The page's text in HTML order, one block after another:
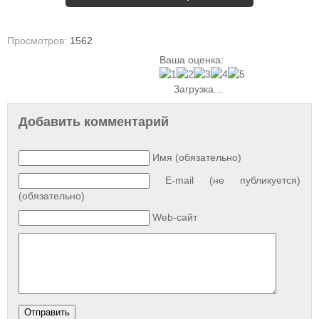
Просмотров: 1562
Ваша оценка:
Загрузка...
Добавить комментарий
Имя (обязательно)
E-mail (не публикуется)
(обязательно)
Web-сайт